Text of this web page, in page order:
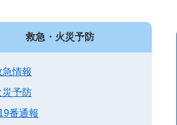
救急・火災予防
急情報
災予防
番通報